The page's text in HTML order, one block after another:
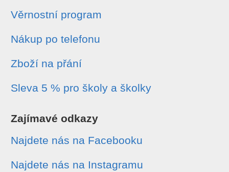
Věrnostní program
Nákup po telefonu
Zboží na přání
Sleva 5 % pro školy a školky
Zajímavé odkazy
Najdete nás na Facebooku
Najdete nás na Instagramu